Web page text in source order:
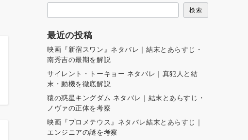
検索
最近の投稿
映画『新宿スワン』ネタバレ｜結末とあらすじ・
南秀吉の最期を解説
サイレント・トーキョー ネタバレ｜真犯人と結
末・動機を徹底解説
猿の惑星キングダム ネタバレ｜結末とあらすじ・
ノヴァの正体を考察
映画『プロメテウス』ネタバレ結末とあらすじ｜
エンジニアの謎を考察